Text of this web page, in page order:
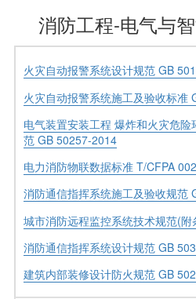
消防工程-电气与
火灾自动报警系统设计规范 GB
火灾自动报警系统施工及验收标准
电气装置安装工程 爆炸和火灾危
范 GB 50257-2014
电力消防物联数据标准 T/CFPA
消防通信指挥系统施工及验收规范
城市消防远程监控系统技术规范(
消防通信指挥系统设计规范 GB
建筑内部装修设计防火规范 GB